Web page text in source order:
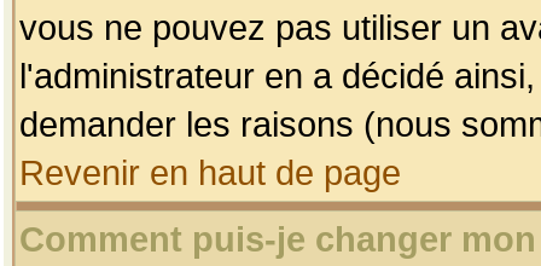
vous ne pouvez pas utiliser un
l'administrateur en a décidé
demander les raisons (nous
Revenir en haut de page
Comment puis-je changer